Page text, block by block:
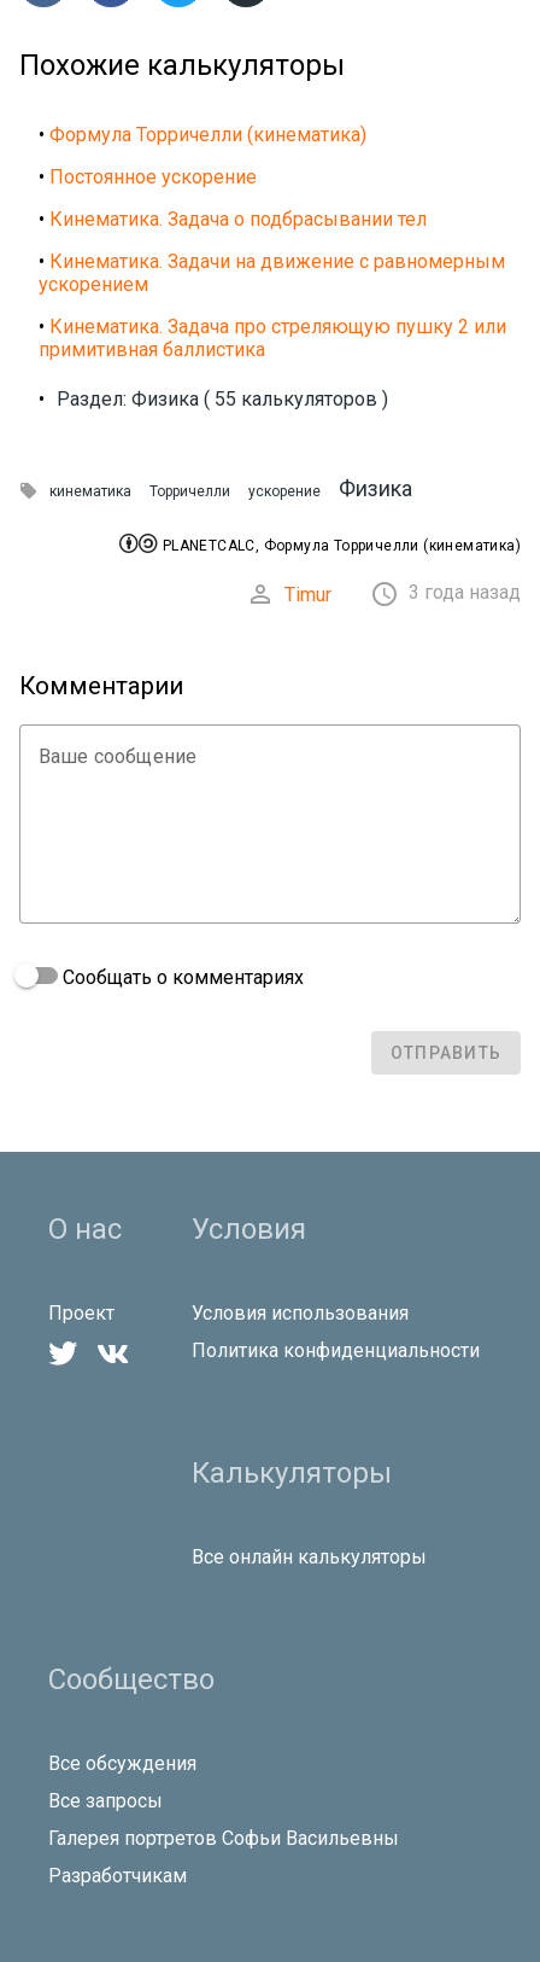
Похожие калькуляторы
• Формула Торричелли (кинематика)
• Постоянное ускорение
• Кинематика. Задача о подбрасывании тел
• Кинематика. Задачи на движение с равномерным
ускорением
• Кинематика. Задача про стреляющую пушку 2 или
примитивная баллистика
• Раздел: Физика ( 55 калькуляторов )
 кинематика Торричелли ускорение Физика
 PLANETCALC, Формула Торричелли (кинематика)
 Timur  3 года назад
Комментарии
Ваше сообщение
Сообщать о комментариях
ОТПРАВИТЬ
О нас
Проект
 
Условия
Условия использования
Политика конфиденциальности
Калькуляторы
Все онлайн калькуляторы
Сообщество
Все обсуждения
Все запросы
Галерея портретов Софьи Васильевны
Разработчикам